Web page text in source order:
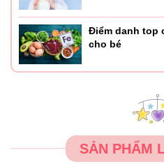
Điểm danh top
cho bé
SẢN PHẨM